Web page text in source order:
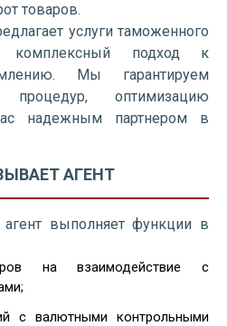
товаров.
услуги таможенного
комплексный подход к
Мы гарантируем
процедур, оптимизацию
надежным партнером в
АГЕНТ
выполняет функции в
на взаимодействие с
с валютными контрольными